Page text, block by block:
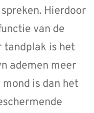
Hierdoor
van de
tandplak is het
ademen meer
mond is dan het